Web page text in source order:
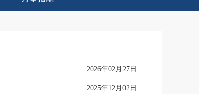
2026年02月27日
2025年12月02日